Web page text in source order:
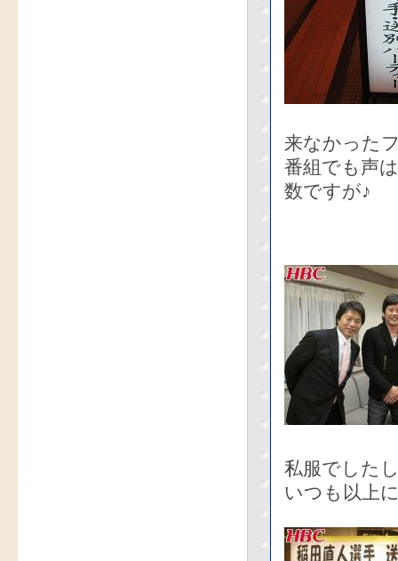
来なかった
番組でも声
数ですが♪
私服でした
いつも以上